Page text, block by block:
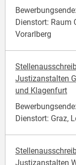
Dienstort: Raum
Vorarlberg
Justizanstalten
und Klagenfurt
Dienstort: Graz,
Justizanstalten